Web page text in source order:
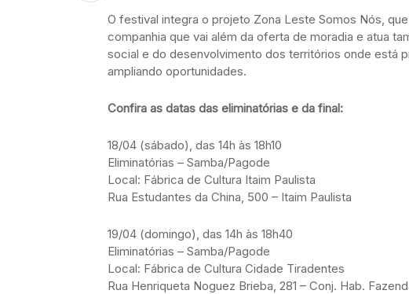
O festival integra o projeto Zona Leste Somos Nós,
companhia que vai além da oferta de moradia e atua
social e do desenvolvimento dos territórios onde está
ampliando oportunidades.
Confira as datas das eliminatórias e da final:
18/04 (sábado), das 14h às 18h10
Eliminatórias – Samba/Pagode
Local: Fábrica de Cultura Itaim Paulista
Rua Estudantes da China, 500 – Itaim Paulista
19/04 (domingo), das 14h às 18h40
Eliminatórias – Samba/Pagode
Local: Fábrica de Cultura Cidade Tiradentes
Rua Henriqueta Noguez Brieba, 281 – Conj. Hab.